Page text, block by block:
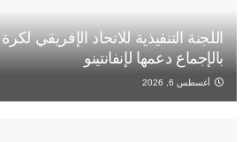
اللجنة التنفيذية للاتحاد الإفريقي
بالإجماع دعمها لإنفانتينو
أغسطس 6, 2026